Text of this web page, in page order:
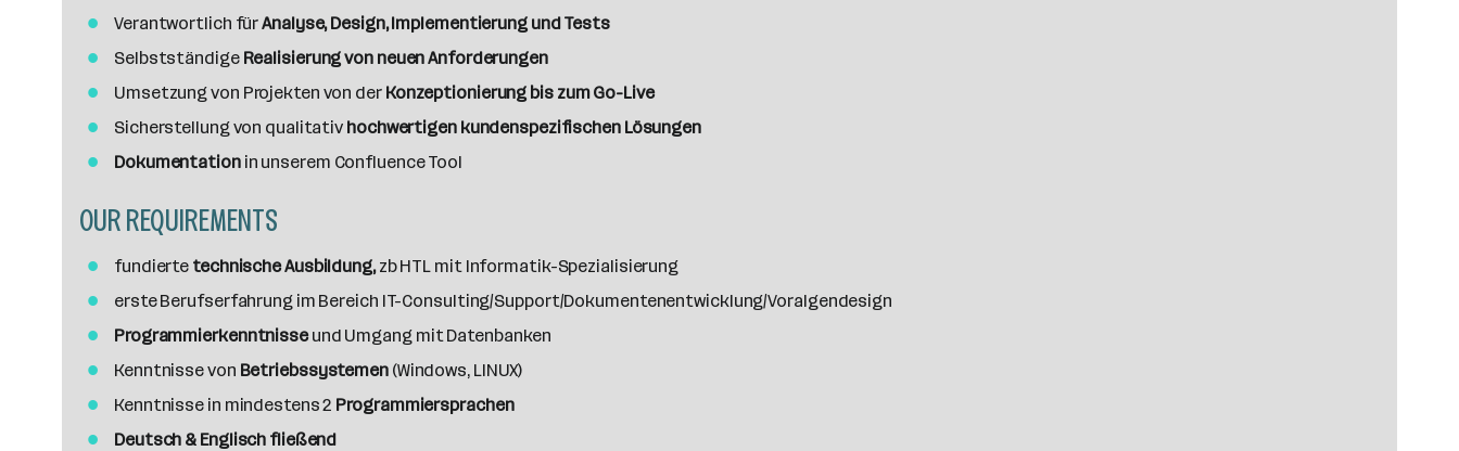
n
n
a
a
h
Verantwortlich fürAnalyse, Design, Implementierung und Tests
Selbstständige Realisierung von neuen Anforderungen
Umsetzung von Projekten von der Konzeptionierung bis zum Go-Live
Sicherstellung von qualitativ hochwertigen kundenspezifischen Lösungen
Dokumentation in unserem Confluence Tool
OUR REQUIREMENTS
fundierte technische Ausbildung,zb HTL mit Informatik-Spezialisierung
erste Berufserfahrung im Bereich IT-Consulting/Support/Dokumentenentwicklung/Voralgendesign
Programmierkenntnisseund Umgang mit Datenbanken
Kenntnisse von Betriebssystemen (Windows, LINUX)
Kenntnisse in mindestens 2 Programmiersprachen
Deutsch & Englisch fließend